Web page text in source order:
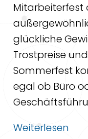
Mitarbeiterfest
glückliche
Trostpreise
Sommerfest
egal ob Büro
Weiterlesen